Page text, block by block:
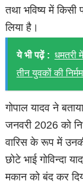
तथा भविष्य में किसी
लिया है।
ये भी पढ़ें : धमतरी
तीन युवकों की
गोपाल यादव ने
जनवरी 2026 को
वारिस के रूप में
छोटे भाई गोविन्दा
मकान को बंद कर